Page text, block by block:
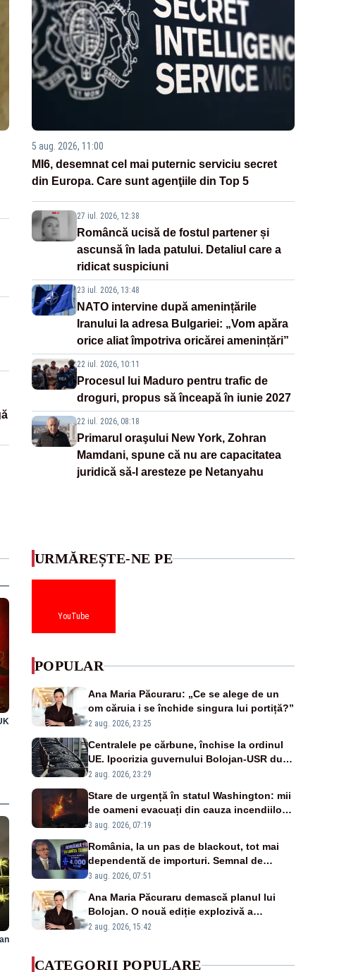
5 aug. 2026, 11:00
MI6, desemnat cel mai puternic serviciu secret
din Europa. Care sunt agenţiile din Top 5
27 iul. 2026, 12:38
Româncă ucisă de fostul partener și
ascunsă în lada patului. Detaliul care a
ridicat suspiciuni
23 iul. 2026, 13:48
NATO intervine după amenințările
Iranului la adresa Bulgariei: „Vom apăra
orice aliat împotriva oricărei amenințări”
22 iul. 2026, 10:11
Procesul lui Maduro pentru trafic de
droguri, propus să înceapă în iunie 2027
22 iul. 2026, 08:18
Primarul oraşului New York, Zohran
Mamdani, spune că nu are capacitatea
juridică să-l aresteze pe Netanyahu
URMĂREȘTE-NE PE
YouTube
POPULAR
Ana Maria Păcuraru: „Ce se alege de un
om căruia i se închide singura lui portiță?”
2 aug. 2026, 23:25
Centralele pe cărbune, închise la ordinul
UE. Ipocrizia guvernului Bolojan-USR după
starea de alertă
2 aug. 2026, 23:29
Stare de urgență în statul Washington: mii
de oameni evacuați din cauza incendiilor
puternice de vegetație
3 aug. 2026, 07:19
România, la un pas de blackout, tot mai
dependentă de importuri. Semnal de
alarmă tras de un expert în energie
3 aug. 2026, 07:51
Ana Maria Păcuraru demască planul lui
Bolojan. O nouă ediție explozivă a
emisiunii „Miza Zilei” la Realitatea PLUS
2 aug. 2026, 15:42
CATEGORII POPULARE